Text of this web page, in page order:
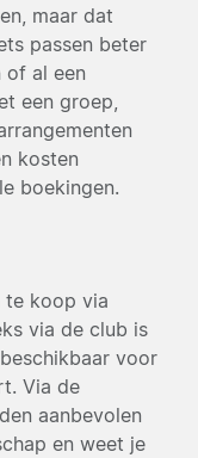
maar dat
passen beter
of al een
een groep,
kosten
boekingen.
te koop via
via de club is
voor
Via de
aanbevolen
en weet je